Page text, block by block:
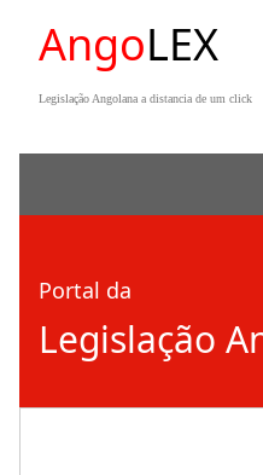
AngoLEX
Legislação Angolana a distancia de um click
Portal da
Legislação